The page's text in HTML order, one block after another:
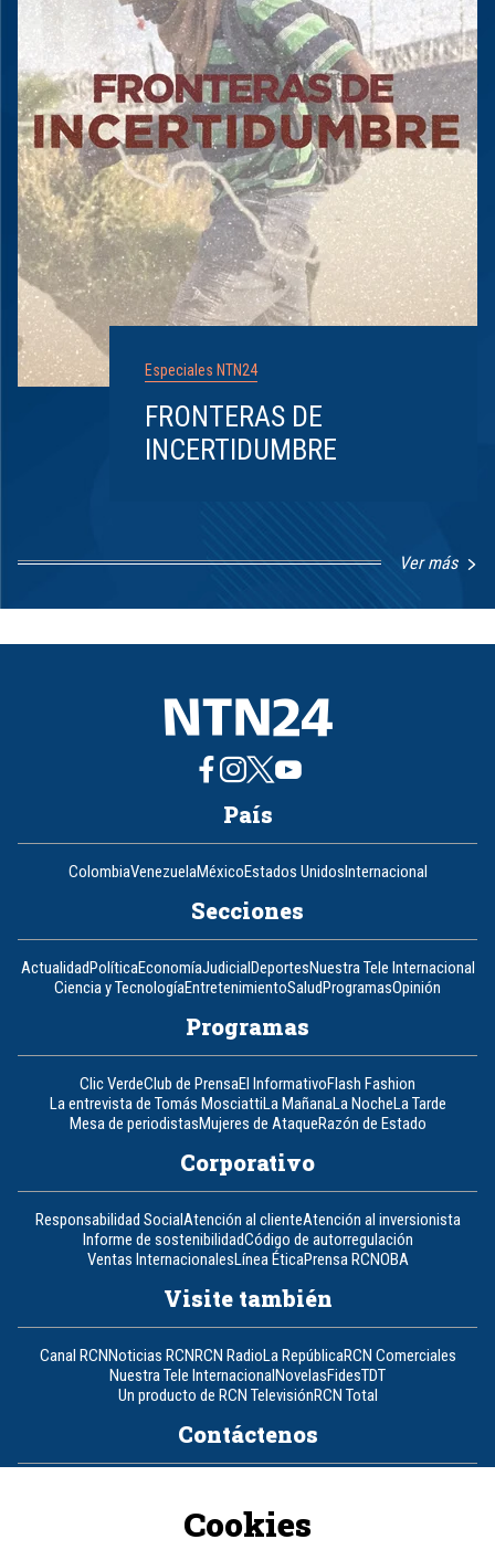
Especiales NTN24
FRONTERAS DE
INCERTIDUMBRE
Ver más
8
País
ColombiaVenezuelaMéxicoEstados UnidosInternacional
Secciones
ActualidadPolíticaEconomíaJudicialDeportesNuestra Tele Internacional
Ciencia y TecnologíaEntretenimientoSaludProgramasOpinión
Programas
Clic VerdeClub de PrensaEl InformativoFlash Fashion
La entrevista de Tomás MosciattiLa MañanaLa NocheLa Tarde
Mesa de periodistasMujeres de AtaqueRazón de Estado
Corporativo
Responsabilidad SocialAtención al clienteAtención al inversionista
Informe de sostenibilidadCódigo de autorregulación
Ventas InternacionalesLínea ÉticaPrensa RCNOBA
Visite también
Canal RCNNoticias RCNRCN RadioLa RepúblicaRCN Comerciales
Nuestra Tele InternacionalNovelasFidesTDT
Un producto de RCN TelevisiónRCN Total
Contáctenos
Cookies